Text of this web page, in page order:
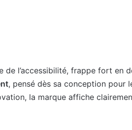
de l’accessibilité, frappe fort en
, pensé dès sa conception pour
la marque affiche